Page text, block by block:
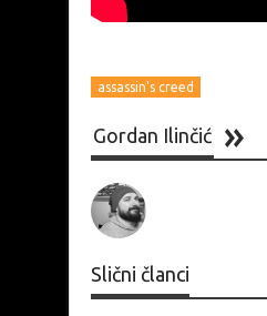
assassin's creed
Gordan Ilinčić
Slični članci